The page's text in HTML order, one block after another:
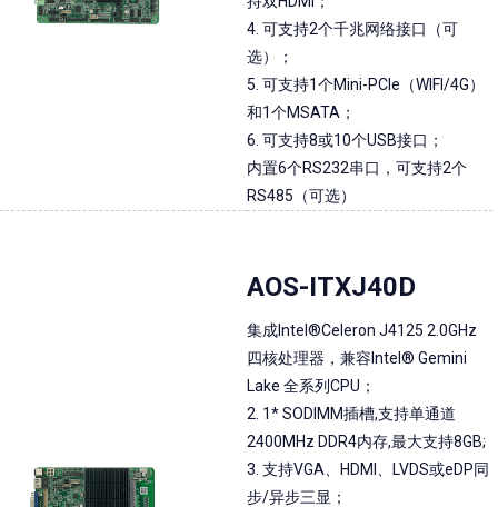
4. 可支持2个千兆网络接口（可
选）；
5. 可支持1个Mini-PCIe（WIFI/4G）
和1个MSATA；
6. 可支持8或10个USB接口；
内置6个RS232串口，可支持2个
RS485（可选）
AOS-ITXJ40D
集成Intel®Celeron J4125 2.0GHz
四核处理器，兼容Intel® Gemini
Lake 全系列CPU；
2. 1* SODIMM插槽,支持单通道
2400MHz DDR4内存,最大支持8GB;
3. 支持VGA、HDMI、LVDS或eDP同
步/异步三显；